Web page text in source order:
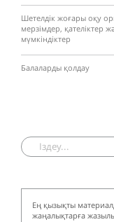
Шетелдік жоғары оқу
мерзімдер, қателіктер
мүмкіндіктер
Балаларды қолдау
Ең қызықты
жаңалықтарға